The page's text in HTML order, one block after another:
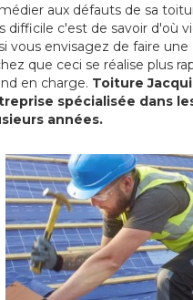
aux défauts de sa
difficile c'est de savoir d'où
vous envisagez de faire une
que ceci se réalise plus
en charge. Toiture
spécialisée dans
années.